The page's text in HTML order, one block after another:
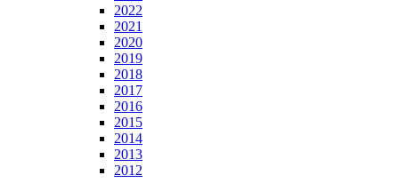
2022
2021
2020
2019
2018
2017
2016
2015
2014
2013
2012